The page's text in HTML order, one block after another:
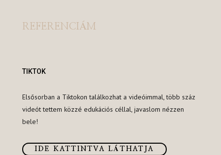
REFERENCIÁM
TIKTOK
Elsősorban a Tiktokon találkozhat a videóimmal, több száz
videót tettem közzé edukációs céllal, javaslom nézzen
bele!
IDE KATTINTVA LÁTHATJA